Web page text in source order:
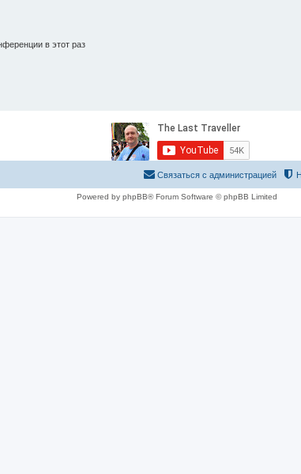
в этот раз
Связаться с администрацией
Powered by phpBB® Forum Software © phpBB Limited